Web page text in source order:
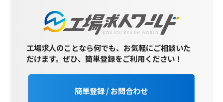
工場求人のことなら何でも、お気軽にご相談いた
だけます。ぜひ、簡単登録をご利用ください！
簡単登録 / お問合わせ